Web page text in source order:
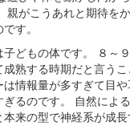
親がこうあれと期待を
す。
子どもの体です。 ８～
熟する時期だと言う
情報量が多すぎて目
るのです。 自然によ
来の型で神経系が成長